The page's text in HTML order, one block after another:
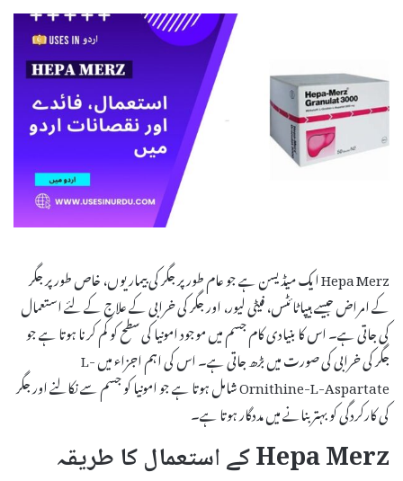
Hepa Merz ایک میڈیسن ہے جو عام طور پر جگر کی بیماریوں، خاص طور پر جگر
کے امراض جیسے ہیپاٹائٹس، فیٹی لیور، اور جگر کی خرابی کے علاج کے لئے استعمال
کی جاتی ہے۔ اس کا بنیادی کام جسم میں موجود امونیا کی سطح کو کم کرنا ہوتا ہے جو
جگر کی خرابی کی صورت میں بڑھ جاتی ہے۔ اس کی اہم اجزاء میں L-
Ornithine-L-Aspartate شامل ہوتا ہے جو امونیا کو جسم سے نکالنے اور جگر
کی کارکردگی کو بہتر بنانے میں مددگار ہوتا ہے۔
Hepa Merz کے استعمال کا طریقہ